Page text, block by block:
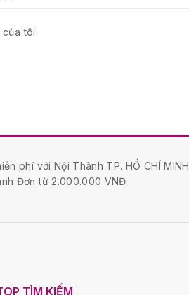
tôi.
phí với Nội Thành TP. HỒ CHÍ MINH
Đơn từ 2.000.000 VNĐ
TÌM KIẾM